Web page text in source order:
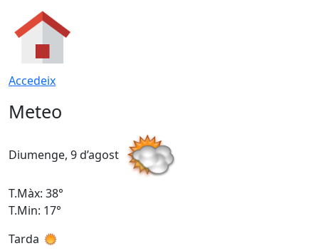
Accedeix
Meteo
Diumenge, 9 d’agost
T.Màx: 38°
T.Min: 17°
Tarda